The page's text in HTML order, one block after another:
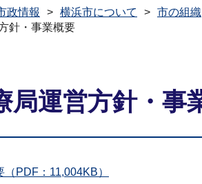
政情報 横浜市について 市の組織
針・事業概要
運営方針・事
PDF：11,004KB）